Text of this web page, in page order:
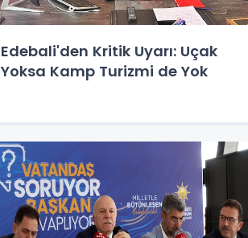
Edebali'den Kritik Uyarı: Uçak
Yoksa Kamp Turizmi de Yok